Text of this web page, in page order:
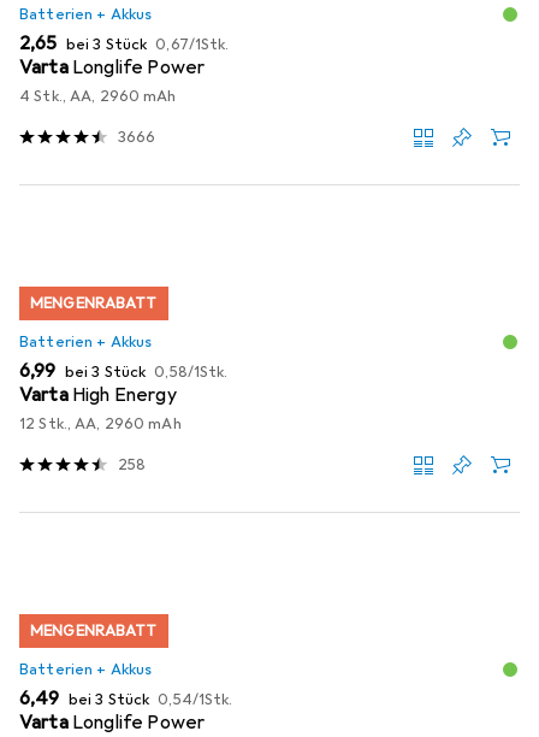
Batterien + Akkus
EUR
2,65 bei 3 Stück EUR
0,67/1Stk.
Varta Longlife Power
4 Stk., AA, 2960 mAh
3666
MENGENRABATT
Batterien + Akkus
EUR
6,99 bei 3 Stück EUR
0,58/1Stk.
Varta High Energy
12 Stk., AA, 2960 mAh
258
MENGENRABATT
Batterien + Akkus
EUR
6,49 bei 3 Stück EUR
0,54/1Stk.
Varta Longlife Power